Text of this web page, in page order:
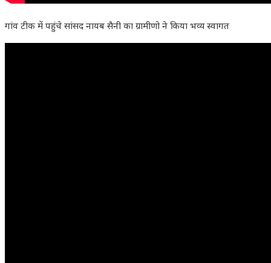
गांव टीक में पहुंचे सांसद नायब सैनी का ग्रामीणो ने किया भव्य स्वागत